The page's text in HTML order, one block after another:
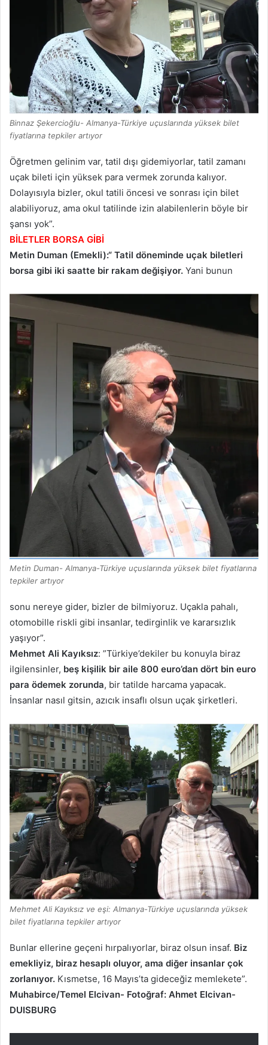
Binnaz Şekercioğlu- Almanya-Türkiye uҫuslarında yüksek bilet
fiyatlarına tepkiler artıyor
Öğretmen gelinim var, tatil dışı gidemiyorlar, tatil zamanı
uçak bileti için yüksek para vermek zorunda kalıyor.
Dolayısıyla bizler, okul tatili öncesi ve sonrası için bilet
alabiliyoruz, ama okul tatilinde izin alabilenlerin böyle bir
şansı yok”.
BİLETLER BORSA GİBİ
Metin Duman (Emekli):“ Tatil döneminde uçak biletleri
borsa gibi iki saatte bir rakam değişiyor. Yani bunun
Metin Duman- Almanya-Türkiye uҫuslarında yüksek bilet fiyatlarına
tepkiler artıyor
sonu nereye gider, bizler de bilmiyoruz. Uçakla pahalı,
otomobille riskli gibi insanlar, tedirginlik ve kararsızlık
yaşıyor”.
Mehmet Ali Kayıksız: ”Türkiye’dekiler bu konuyla biraz
ilgilensinler, beş kişilik bir aile 800 euro’dan dört bin euro
para ödemek zorunda, bir tatilde harcama yapacak.
İnsanlar nasıl gitsin, azıcık insaflı olsun uçak şirketleri.
Mehmet Ali Kayıksız ve eşi: Almanya-Türkiye uҫuslarında yüksek
bilet fiyatlarına tepkiler artıyor
Bunlar ellerine geçeni hırpalıyorlar, biraz olsun insaf. Biz
emekliyiz, biraz hesaplı oluyor, ama diğer insanlar çok
zorlanıyor. Kısmetse, 16 Mayıs’ta gideceğiz memlekete”.
Muhabirce/Temel Elcivan- Fotoğraf: Ahmet Elcivan-
DUISBURG